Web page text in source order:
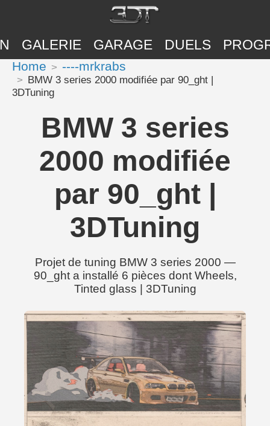
GALERIE GARAGE DUELS
Home ----mrkrabs
BMW 3 series 2000 modifiée par 90_ght |
3DTuning
BMW 3 series
2000 modifiée
par 90_ght |
3DTuning
Projet de tuning BMW 3 series 2000 —
90_ght a installé 6 pièces dont Wheels,
Tinted glass | 3DTuning